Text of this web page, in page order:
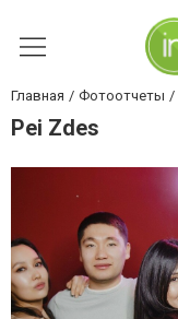
Главная Фотоотчеты
Pei Zdes